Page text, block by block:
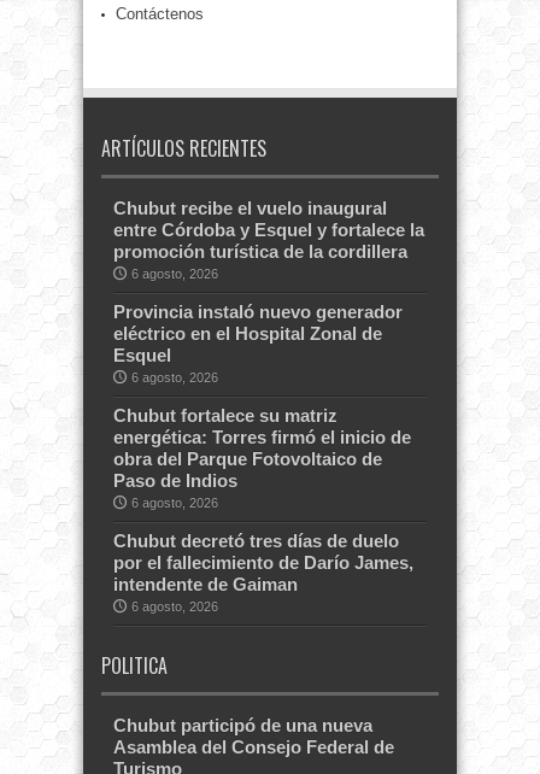
Contáctenos
ARTÍCULOS RECIENTES
Chubut recibe el vuelo inaugural
entre Córdoba y Esquel y fortalece la
promoción turística de la cordillera
6 agosto, 2026
Provincia instaló nuevo generador
eléctrico en el Hospital Zonal de
Esquel
6 agosto, 2026
Chubut fortalece su matriz
energética: Torres firmó el inicio de
obra del Parque Fotovoltaico de
Paso de Indios
6 agosto, 2026
Chubut decretó tres días de duelo
por el fallecimiento de Darío James,
intendente de Gaiman
6 agosto, 2026
POLITICA
Chubut participó de una nueva
Asamblea del Consejo Federal de
Turismo